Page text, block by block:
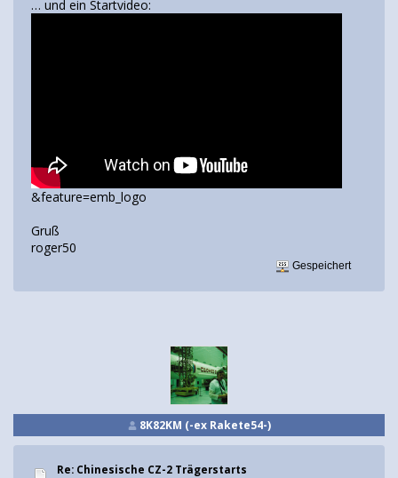
… und ein Startvideo:
&feature=emb_logo
Gruß
roger50
Gespeichert
8K82KM (-ex Rakete54-)
Re: Chinesische CZ-2 Trägerstarts